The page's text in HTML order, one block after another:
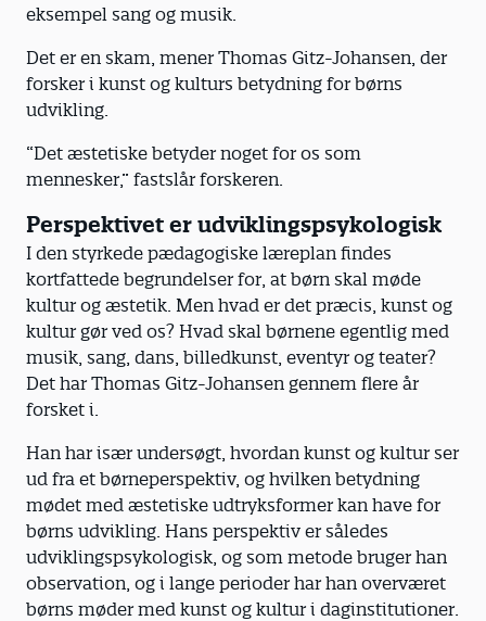
eksempel sang og musik.
Det er en skam, mener Thomas Gitz-Johansen, der
forsker i kunst og kulturs betydning for børns
udvikling.
“Det æstetiske betyder noget for os som
mennesker,” fastslår forskeren.
Perspektivet er udviklingspsykologisk
I den styrkede pædagogiske læreplan findes
kortfattede begrundelser for, at børn skal møde
kultur og æstetik. Men hvad er det præcis, kunst og
kultur gør ved os? Hvad skal børnene egentlig med
musik, sang, dans, billedkunst, eventyr og teater?
Det har Thomas Gitz-Johansen gennem flere år
forsket i.
Han har især undersøgt, hvordan kunst og kultur ser
ud fra et børneperspektiv, og hvilken betydning
mødet med æstetiske udtryksformer kan have for
børns udvikling. Hans perspektiv er således
udviklingspsykologisk, og som metode bruger han
observation, og i lange perioder har han overværet
børns møder med kunst og kultur i daginstitutioner.